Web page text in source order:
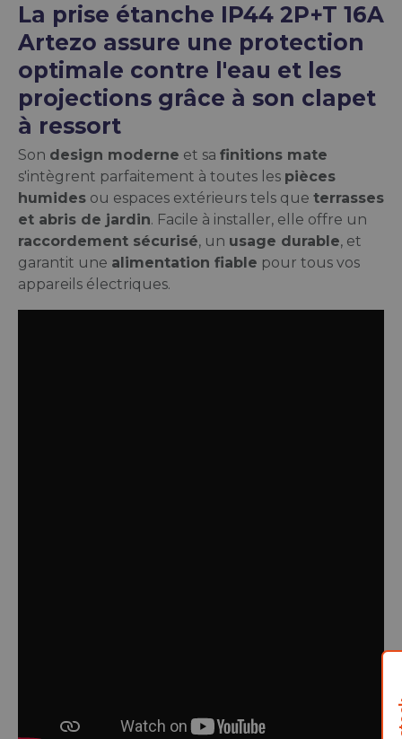
La prise étanche IP44 2P+T 16A
Artezo assure une protection
optimale contre l'eau et les
projections grâce à son clapet
à ressort
Son design moderne et sa finitions mate
s'intègrent parfaitement à toutes les pièces
humides ou espaces extérieurs tels que terrasses
et abris de jardin. Facile à installer, elle offre un
raccordement sécurisé, un usage durable, et
garantit une alimentation fiable pour tous vos
appareils électriques.